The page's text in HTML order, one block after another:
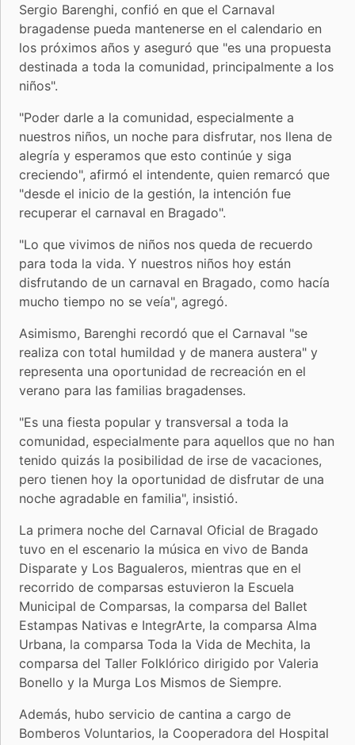
Sergio Barenghi, confió en que el Carnaval
bragadense pueda mantenerse en el calendario en
los próximos años y aseguró que "es una propuesta
destinada a toda la comunidad, principalmente a los
niños".
"Poder darle a la comunidad, especialmente a
nuestros niños, un noche para disfrutar, nos llena de
alegría y esperamos que esto continúe y siga
creciendo", afirmó el intendente, quien remarcó que
"desde el inicio de la gestión, la intención fue
recuperar el carnaval en Bragado".
"Lo que vivimos de niños nos queda de recuerdo
para toda la vida. Y nuestros niños hoy están
disfrutando de un carnaval en Bragado, como hacía
mucho tiempo no se veía", agregó.
Asimismo, Barenghi recordó que el Carnaval "se
realiza con total humildad y de manera austera" y
representa una oportunidad de recreación en el
verano para las familias bragadenses.
"Es una fiesta popular y transversal a toda la
comunidad, especialmente para aquellos que no han
tenido quizás la posibilidad de irse de vacaciones,
pero tienen hoy la oportunidad de disfrutar de una
noche agradable en familia", insistió.
La primera noche del Carnaval Oficial de Bragado
tuvo en el escenario la música en vivo de Banda
Disparate y Los Bagualeros, mientras que en el
recorrido de comparsas estuvieron la Escuela
Municipal de Comparsas, la comparsa del Ballet
Estampas Nativas e IntegrArte, la comparsa Alma
Urbana, la comparsa Toda la Vida de Mechita, la
comparsa del Taller Folklórico dirigido por Valeria
Bonello y la Murga Los Mismos de Siempre.
Además, hubo servicio de cantina a cargo de
Bomberos Voluntarios, la Cooperadora del Hospital